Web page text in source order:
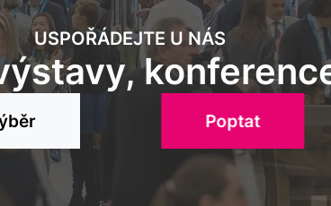
USPOŘÁDEJTE U NÁS
Výběr Poptat